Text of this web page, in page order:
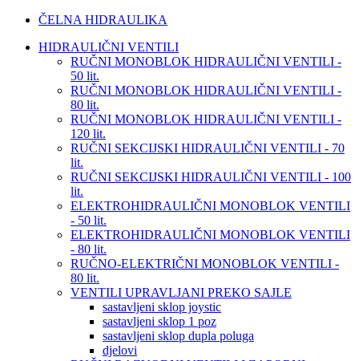
ČELNA HIDRAULIKA
HIDRAULIČNI VENTILI
RUČNI MONOBLOK HIDRAULIČNI VENTILI -
50 lit.
RUČNI MONOBLOK HIDRAULIČNI VENTILI -
80 lit.
RUČNI MONOBLOK HIDRAULIČNI VENTILI -
120 lit.
RUČNI SEKCIJSKI HIDRAULIČNI VENTILI - 70
lit.
RUČNI SEKCIJSKI HIDRAULIČNI VENTILI - 100
lit.
ELEKTROHIDRAULIČNI MONOBLOK VENTILI
- 50 lit.
ELEKTROHIDRAULIČNI MONOBLOK VENTILI
- 80 lit.
RUČNO-ELEKTRIČNI MONOBLOK VENTILI -
80 lit.
VENTILI UPRAVLJANI PREKO SAJLE
sastavljeni sklop joystic
sastavljeni sklop 1 poz
sastavljeni sklop dupla poluga
djelovi